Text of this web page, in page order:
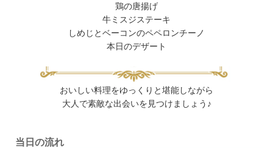
鶏の唐揚げ
牛ミスジステーキ
しめじとベーコンのペペロンチーノ
本日のデザート
おいしい料理をゆっくりと堪能しながら
大人で素敵な出会いを見つけましょう♪
当日の流れ